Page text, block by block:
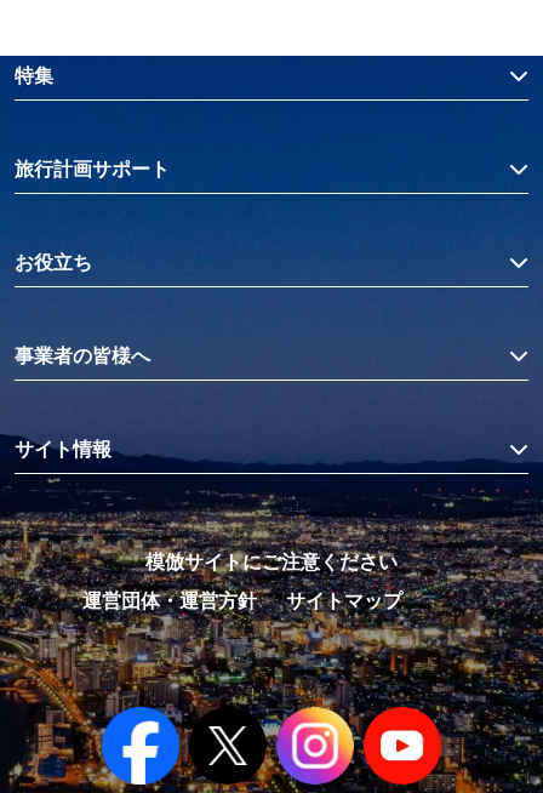
特集
旅行計画サポート
お役立ち
事業者の皆様へ
サイト情報
模倣サイトにご注意ください
運営団体・運営方針
サイトマップ